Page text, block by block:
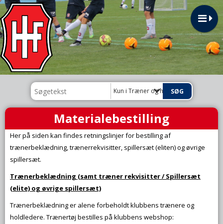
Kun i Træner og holdleder
Materialebestilling
Her på siden kan findes retningslinjer for bestilling af
trænerbeklædning, trænerrekvisitter, spillersæt (eliten) og øvrige
spillersæt.
Trænerbeklædning (samt træner rekvisitter / Spillersæt
(elite) og øvrige spillersæt)
Trænerbeklædning er alene forbeholdt klubbens trænere og
holdledere. Trænertøj bestilles på klubbens webshop: